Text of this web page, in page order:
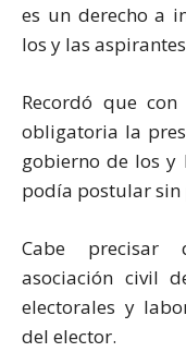
es un derecho a
los y las
Recordó que
obligatoria la
gobierno de los y
podía postular sin
Cabe precisar
asociación civil
electorales y
del elector.